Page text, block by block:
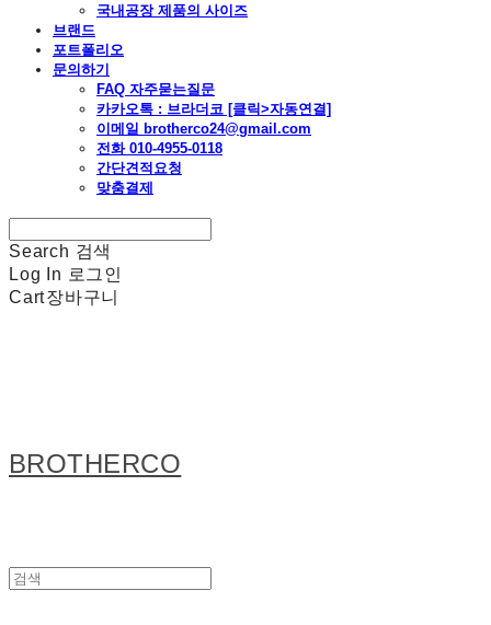
국내공장 제품의 사이즈
브랜드
포트폴리오
문의하기
FAQ 자주묻는질문
카카오톡 : 브라더코 [클릭>자동연결]
이메일 brotherco24@gmail.com
전화 010-4955-0118
간단견적요청
맞춤결제
Search 검색
Log In 로그인
Cart장바구니
BROTHERCO